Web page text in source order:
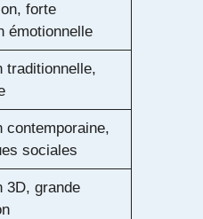
forte
émotionnelle
traditionnelle,
contemporaine,
sociales
3D, grande